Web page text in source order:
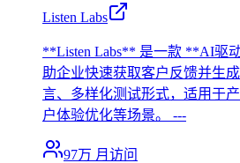
Listen Labs
**Listen Labs** 是一款 **AI驱
助企业快速获取客户反馈并生
言、多样化测试形式，适用于
户体验优化等场景。 ---
97万 月访问